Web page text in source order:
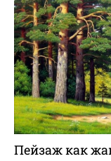
Пейзаж как